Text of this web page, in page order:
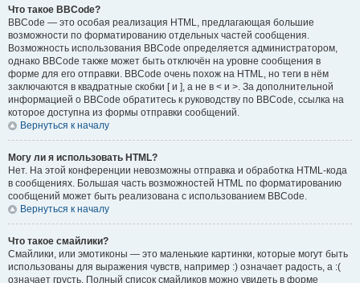
Что такое BBCode?
BBCode — это особая реализация HTML, предлагающая большие
возможности по форматированию отдельных частей сообщения.
Возможность использования BBCode определяется администратором,
однако BBCode также может быть отключён на уровне сообщения в
форме для его отправки. BBCode очень похож на HTML, но теги в нём
заключаются в квадратные скобки [ и ], а не в < и >. За дополнительной
информацией о BBCode обратитесь к руководству по BBCode, ссылка на
которое доступна из формы отправки сообщений.
Вернуться к началу
Могу ли я использовать HTML?
Нет. На этой конференции невозможны отправка и обработка HTML-кода
в сообщениях. Большая часть возможностей HTML по форматированию
сообщений может быть реализована с использованием BBCode.
Вернуться к началу
Что такое смайлики?
Смайлики, или эмотиконы — это маленькие картинки, которые могут быть
использованы для выражения чувств, например :) означает радость, а :(
означает грусть. Полный список смайликов можно увидеть в форме